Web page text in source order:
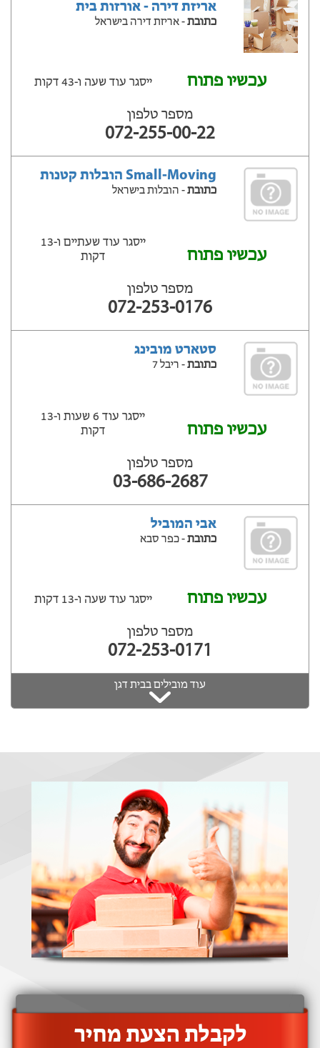
אריזת דירה - אורזות בית
כתובת- אריזת דירה בישראל
עכשיו פתוח ייסגר עוד שעה ‫ו-43 דקות
מספר טלפון
072-255-00-22
Small-Moving הובלות קטנות
כתובת- הובלות בישראל
עכשיו פתוח
ייסגר עוד שעתיים ‫ו-13
דקות
מספר טלפון
072-253-0176
סטארט מובינג
כתובת- ריבל 7
עכשיו פתוח
ייסגר עוד 6 שעות ‫ו-13
דקות
מספר טלפון
03-686-2687
אבי המוביל
כתובת- כפר סבא
עכשיו פתוח ייסגר עוד שעה ‫ו-13 דקות
מספר טלפון
072-253-0171
עוד מובילים בבית דגן
‫לקבלת הצעת מחיר